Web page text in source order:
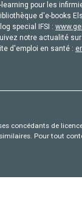
learning pour les
d'e-books
special IFSI :
notre actualité
d'emploi en santé :
concédants de
Pour tout